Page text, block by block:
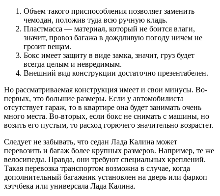
Объем такого приспособления позволяет заменить
чемодан, положив туда всю ручную кладь.
Пластмасса — материал, который не боится влаги,
значит, провоз багажа в дождливую погоду ничем не
грозит вещам.
Бокс имеет защиту в виде замка, значит, груз будет
всегда целым и невредимым.
Внешний вид конструкции достаточно презентабелен.
Но рассматриваемая конструкция имеет и свои минусы. Во-
первых, это большие размеры. Если у автомобилиста
отсутствует гараж, то в квартире она будет занимать очень
много места. Во-вторых, если бокс не снимать с машины, но
возить его пустым, то расход горючего значительно возрастет.
Следует не забывать, что седан Лада Калина может
перевозить и багаж более крупных размеров. Например, те же
велосипеды. Правда, они требуют специальных креплений.
Такая перевозка транспортом возможна в случае, когда
дополнительный багажник установлен на дверь или фаркоп
хэтчбека или универсала Лада Калина.